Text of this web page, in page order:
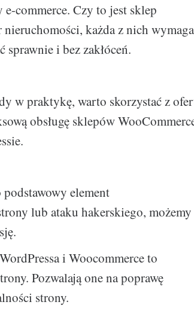
commerce. Czy to jest sklep
każda z nich wymaga
i bez zakłóceń.
w praktykę, warto skorzystać z
obsługę sklepów
podstawowy element
lub ataku hakerskiego, możemy
i Woocommerce to
Pozwalają one na poprawę
strony.